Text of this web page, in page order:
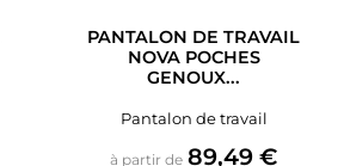
PANTALON DE TRAVAIL
NOVA POCHES
GENOUX...
Pantalon de travail
à partir de Prix
89,49 €